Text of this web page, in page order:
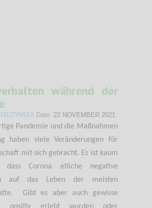
während der
Date: 22 NOVEMBER 2021
Pandemie und die Maßnahmen
haben viele Veränderungen für
mit sich gebracht. Es ist kaum
dass Corona etliche negative
auf das Leben der meisten
Gibt es aber auch gewisse